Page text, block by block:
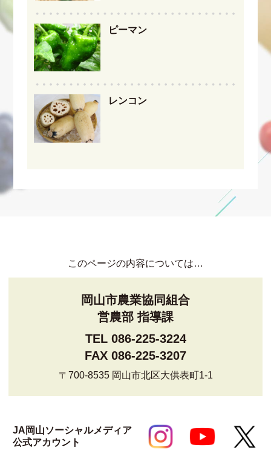
ピーマン
レンコン
このページの内容については…
岡山市農業協同組合
営農部 指導課
TEL 086-225-3224
FAX 086-225-3207
〒700-8535 岡山市北区大供表町1-1
JA岡山ソーシャルメディア
公式アカウント